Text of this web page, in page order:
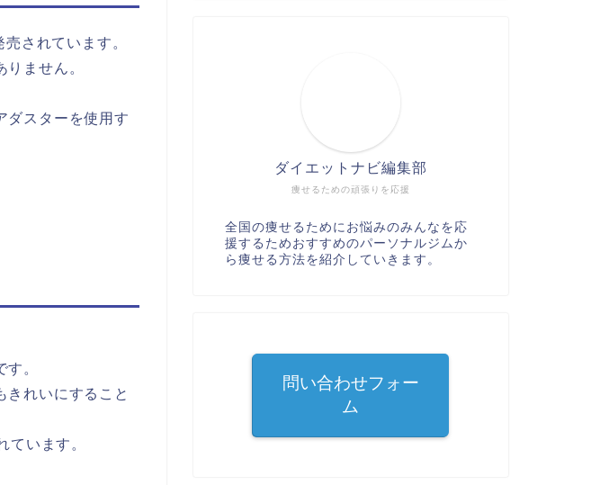
されています。
ません。
ダスターを使用す
。
きれいにすること
います。
痩せるための頑張りを応援
ダイエットナビ編集部
全国の痩せるためにお悩みのみんなを応
援するためおすすめのパーソナルジムか
ら痩せる方法を紹介していきます。
問い合わせフォー
ム